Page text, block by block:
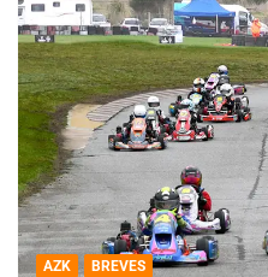
AZK BREVES